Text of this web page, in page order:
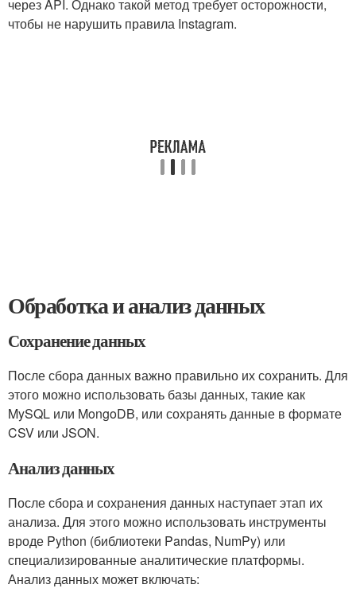
через API. Однако такой метод требует осторожности,
чтобы не нарушить правила Instagram.
Обработка и анализ данных
Сохранение данных
После сбора данных важно правильно их сохранить. Для
этого можно использовать базы данных, такие как
MySQL или MongoDB, или сохранять данные в формате
CSV или JSON.
Анализ данных
После сбора и сохранения данных наступает этап их
анализа. Для этого можно использовать инструменты
вроде Python (библиотеки Pandas, NumPy) или
специализированные аналитические платформы.
Анализ данных может включать: